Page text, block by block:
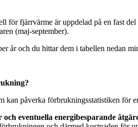
för fjärrvärme är uppdelad på en fast
(maj-september).
år och du hittar dem i tabellen nedan
kan påverka förbrukningsstatistiken för
och eventuella energibesparande